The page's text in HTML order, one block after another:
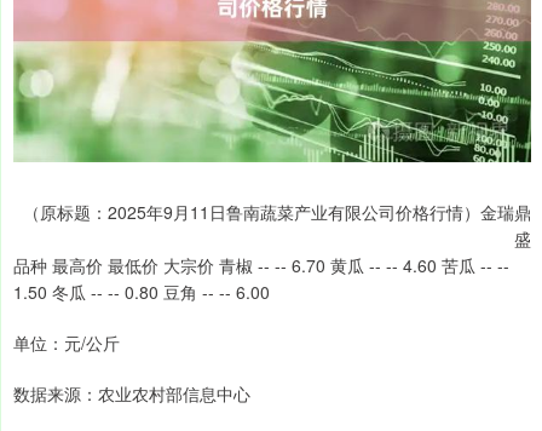
（原标题：2025年9月11日鲁南蔬菜产业有限公司价格行情）金瑞鼎
盛
品种 最高价 最低价 大宗价 青椒 -- -- 6.70 黄瓜 -- -- 4.60 苦瓜 -- --
1.50 冬瓜 -- -- 0.80 豆角 -- -- 6.00
单位：元/公斤
数据来源：农业农村部信息中心